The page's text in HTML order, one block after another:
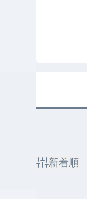
新着順